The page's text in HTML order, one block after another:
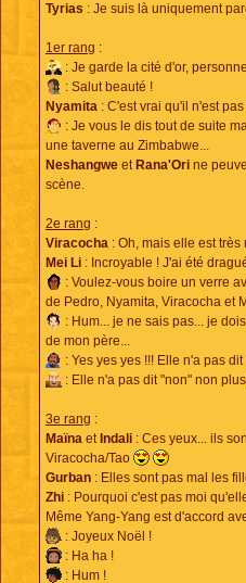
Tyrias : Je suis là uniquement
1er rang :
: Je garde la cité d'or,
: Salut beauté !
Nyamita : C'est vrai qu'il n'est
: Je vous le dis tout de suite
une taverne au Zimbabwe...
Neshangwe et Rana'Ori ne
scène.
2e rang :
Viracocha : Oh, mais elle est
Mei Li : Incroyable ! J'ai été
: Voulez-vous boire un verre
de Pedro, Nyamita, Viracocha et
: Hum... je ne sais pas... je
de mon père...
: Yes yes yes !!! Elle n'a pas dit
: Elle n'a pas dit "non" non plus
3e rang :
Maïna et Indali : Ces yeux... ils
Viracocha/Tao
Gurban : Elles sont pas mal les
Zhi : Pourquoi c'est pas moi
Même Yang-Yang est d'accord
: Joyeux Noël !
: Ha ha !
: Hum !